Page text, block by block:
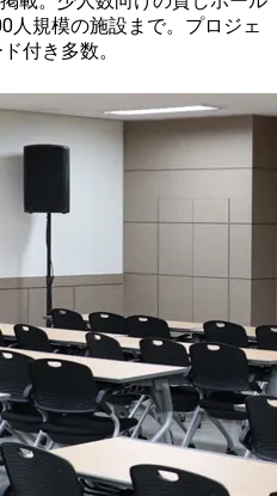
人規模の施設まで。プロジェ
付き多数。